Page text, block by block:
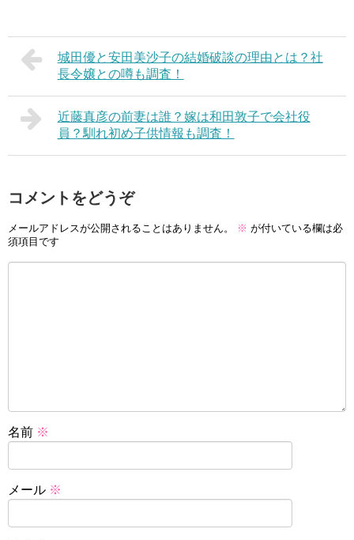
城田優と安田美沙子の結婚破談の理由とは？社
長令嬢との噂も調査！
近藤真彦の前妻は誰？嫁は和田敦子で会社役
員？馴れ初め子供情報も調査！
コメントをどうぞ
メールアドレスが公開されることはありません。 ※ が付いている欄は必
須項目です
名前 ※
メール ※